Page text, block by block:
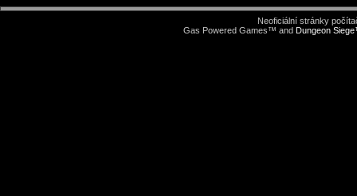
Neoficiální stránky
Gas Powered Games™ and Dungeon